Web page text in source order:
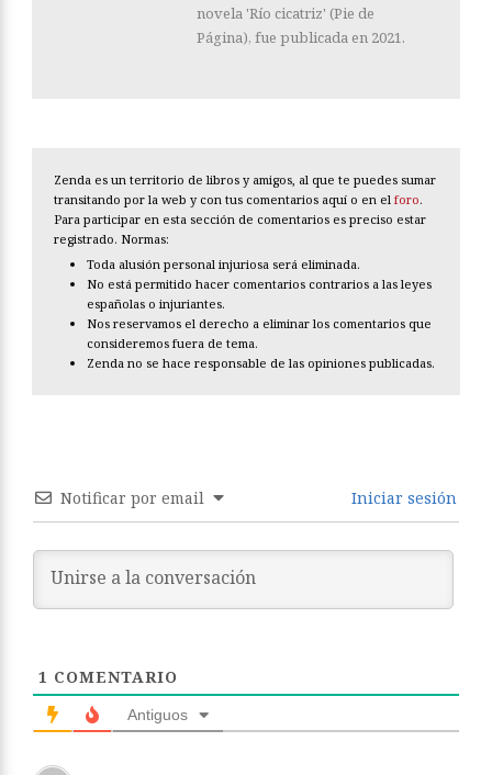
novela 'Río cicatriz' (Pie de
Página), fue publicada en 2021.
Zenda es un territorio de libros y amigos, al que te puedes sumar
transitando por la web y con tus comentarios aquí o en el foro.
Para participar en esta sección de comentarios es preciso estar
registrado. Normas:
Toda alusión personal injuriosa será eliminada.
No está permitido hacer comentarios contrarios a las leyes
españolas o injuriantes.
Nos reservamos el derecho a eliminar los comentarios que
consideremos fuera de tema.
Zenda no se hace responsable de las opiniones publicadas.
Notificar por email Iniciar sesión
1 COMENTARIO
Antiguos